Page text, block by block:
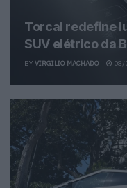
Torcal redefine
SUV elétrico da
BY VIRGILIO MACHADO 08/